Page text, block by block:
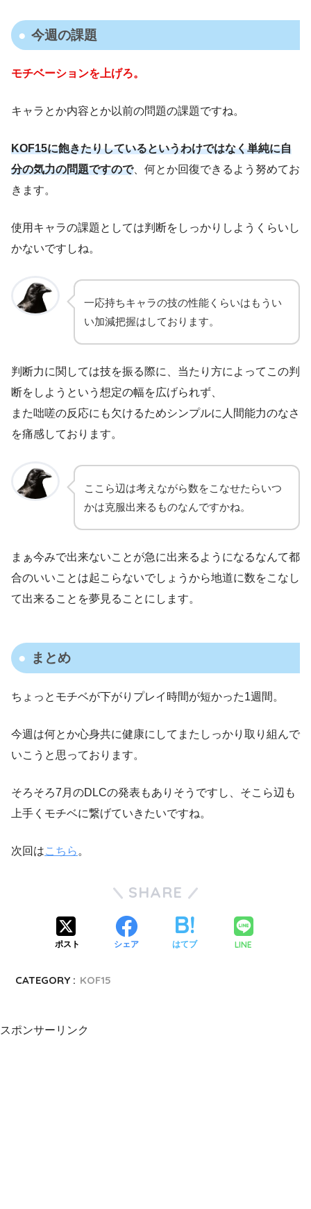
今週の課題
モチベーションを上げろ。
キャラとか内容とか以前の問題の課題ですね。
KOF15に飽きたりしているというわけではなく単純に自
分の気力の問題ですので、何とか回復できるよう努めてお
きます。
使用キャラの課題としては判断をしっかりしようくらいし
かないですしね。
一応持ちキャラの技の性能くらいはもうい
い加減把握はしております。
判断力に関しては技を振る際に、当たり方によってこの判
断をしようという想定の幅を広げられず、
また咄嗟の反応にも欠けるためシンプルに人間能力のなさ
を痛感しております。
ここら辺は考えながら数をこなせたらいつ
かは克服出来るものなんですかね。
まぁ今みで出来ないことが急に出来るようになるなんて都
合のいいことは起こらないでしょうから地道に数をこなし
て出来ることを夢見ることにします。
まとめ
ちょっとモチベが下がりプレイ時間が短かった1週間。
今週は何とか心身共に健康にしてまたしっかり取り組んで
いこうと思っております。
そろそろ7月のDLCの発表もありそうですし、そこら辺も
上手くモチベに繋げていきたいですね。
次回はこちら 。
SHARE
ポスト シェア はてブ LINE
CATEGORY : KOF15
スポンサーリンク